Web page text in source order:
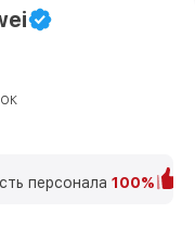
персонала 100%